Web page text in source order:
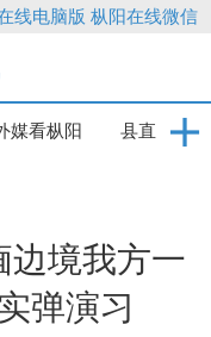
线电脑版 枞阳在线微信
媒看枞阳 县直
边境我方一
弹演习